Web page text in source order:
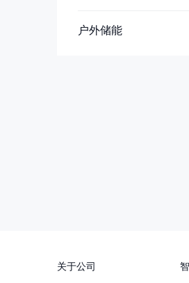
户外储能
关于公司